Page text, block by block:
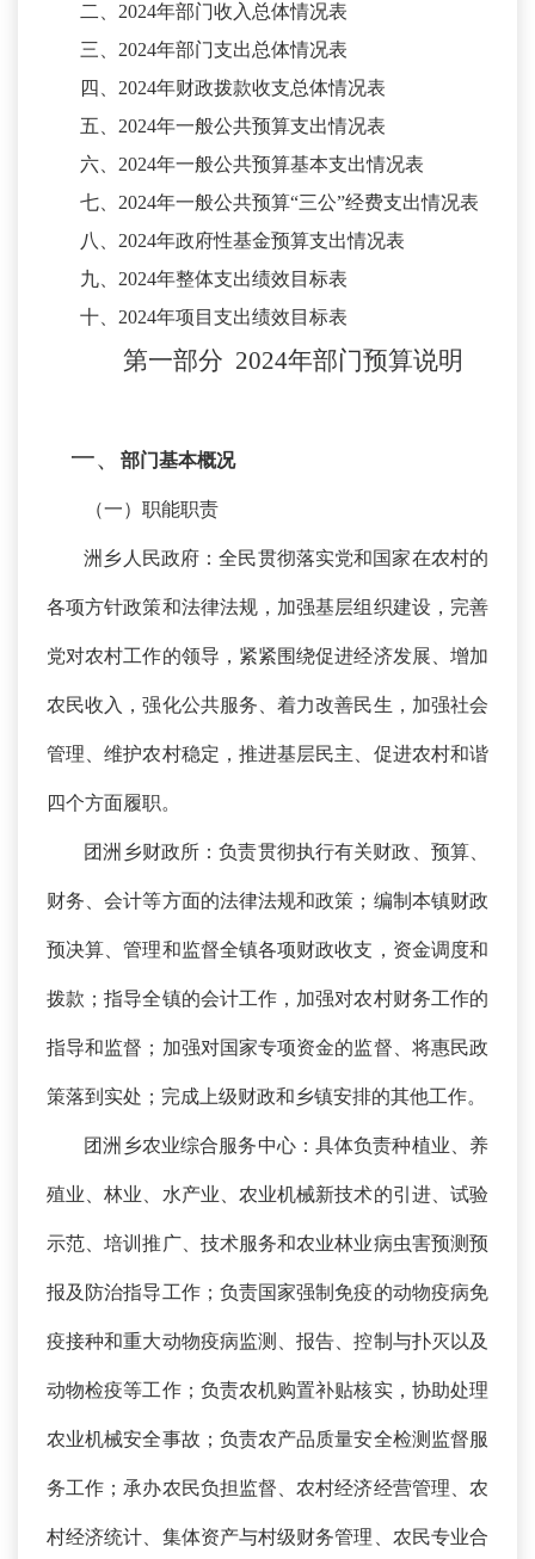
二、 2024年部门收入总体情况表
三、 2024年部门支出总体情况表
四、 2024年财政拨款收支总体情况表
五、 2024年一般公共预算支出情况表
六、 2024年一般公共预算基本支出情况表
七、 2024年一般公共预算“三公”经费支出情况表
八、 2024年政府性基金预算支出情况表
九、 2024年整体支出绩效目标表
十、 2024年项目支出绩效目标表
第一部分 2024年部门预算说明
一、 部门基本概况
（一）职能职责
洲乡人民政府：全民贯彻落实党和国家在农村的
各项方针政策和法律法规，加强基层组织建设，完善
党对农村工作的领导，紧紧围绕促进经济发展、增加
农民收入，强化公共服务、着力改善民生，加强社会
管理、维护农村稳定，推进基层民主、促进农村和谐
四个方面履职。
团洲乡财政所：负责贯彻执行有关财政、预算、
财务、会计等方面的法律法规和政策；编制本镇财政
预决算、管理和监督全镇各项财政收支，资金调度和
拨款；指导全镇的会计工作，加强对农村财务工作的
指导和监督；加强对国家专项资金的监督、将惠民政
策落到实处；完成上级财政和乡镇安排的其他工作。
团洲乡农业综合服务中心：具体负责种植业、养
殖业、林业、水产业、农业机械新技术的引进、试验
示范、培训推广、技术服务和农业林业病虫害预测预
报及防治指导工作；负责国家强制免疫的动物疫病免
疫接种和重大动物疫病监测、报告、控制与扑灭以及
动物检疫等工作；负责农机购置补贴核实，协助处理
农业机械安全事故；负责农产品质量安全检测监督服
务工作；承办农民负担监督、农村经济经营管理、农
村经济统计、集体资产与村级财务管理、农民专业合